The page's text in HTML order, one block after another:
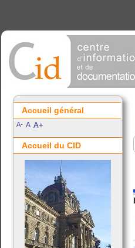
Accueil général
A- A A+
Accueil du CID